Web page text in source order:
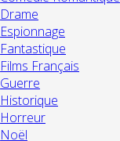
Drame
Espionnage
Fantastique
Films Français
Guerre
Historique
Horreur
Noël